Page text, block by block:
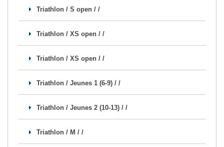
Triathlon / S open / /
Triathlon / XS open / /
Triathlon / XS open / /
Triathlon / Jeunes 1 (6-9) / /
Triathlon / Jeunes 2 (10-13) / /
Triathlon / M / /